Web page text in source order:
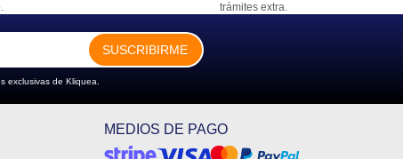
trámites extra.
SUSCRIBIRME
exclusivas de Kliquea.
MEDIOS DE PAGO